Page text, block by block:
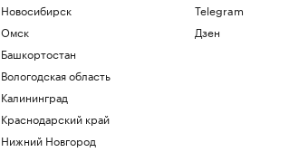
Новосибирск
Омск
Башкортостан
Вологодская область
Калининград
Краснодарский край
Нижний Новгород
Telegram
Дзен